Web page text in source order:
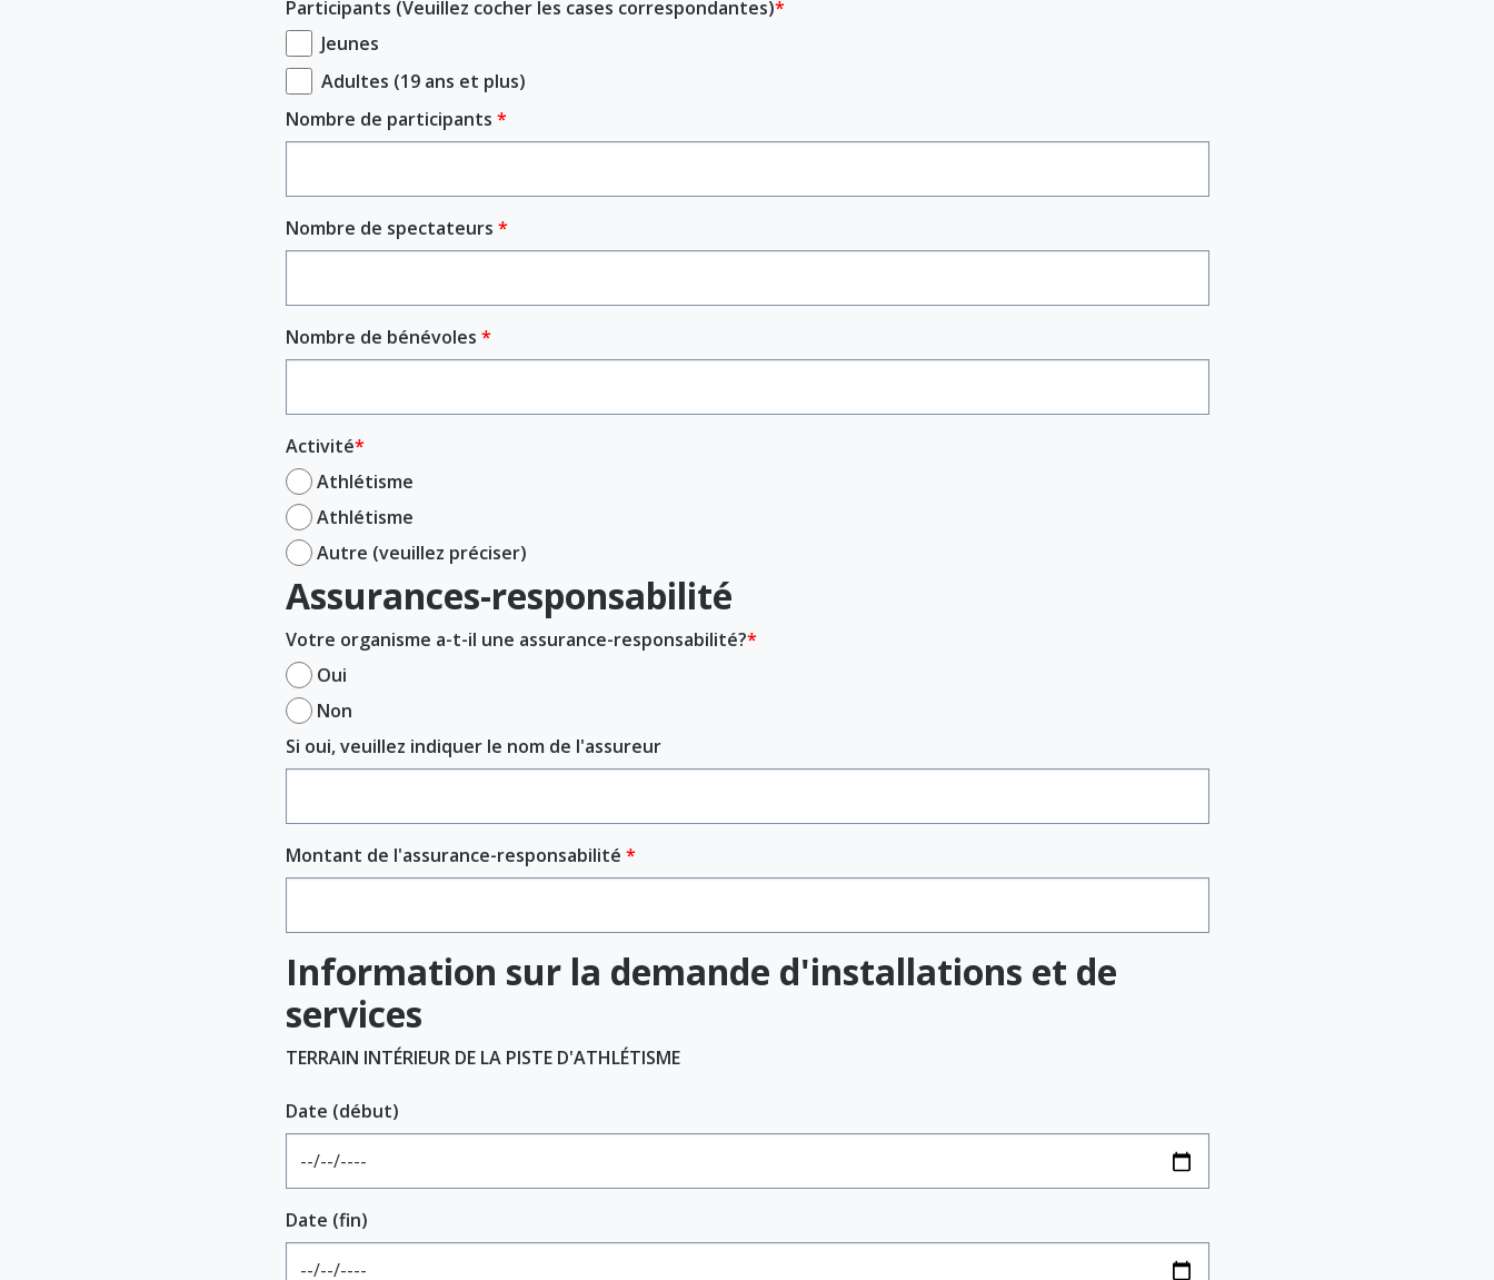
Participants (Veuillez cocher les cases correspondantes)
Jeunes
Adultes (19 ans et plus)
Nombre de participants
Nombre de spectateurs
Nombre de bénévoles
Activité
Athlétisme
Athlétisme
Autre (veuillez préciser)
Assurances-responsabilité
Votre organisme a-t-il une assurance-responsabilité?
Oui
Non
Si oui, veuillez indiquer le nom de l'assureur
Montant de l'assurance-responsabilité
Information sur la demande d'installations et de
services
TERRAIN INTÉRIEUR DE LA PISTE D'ATHLÉTISME
Date (début)
Date (fin)